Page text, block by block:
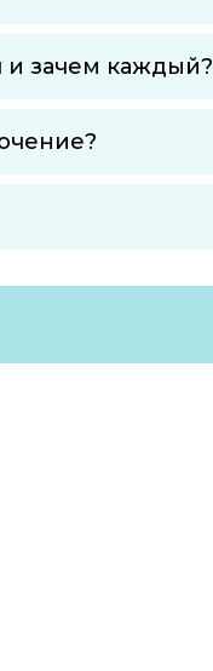
и зачем каждый?